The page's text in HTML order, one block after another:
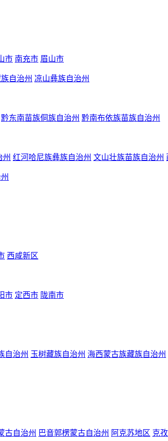
市 南充市 眉山市
自治州 凉山彝族自治州
黔东南苗族侗族自治州 黔南布依族苗族自治州
州 红河哈尼族彝族自治州 文山壮族苗族自治州
西咸新区
市 定西市 陇南市
自治州 玉树藏族自治州 海西蒙古族藏族自治州
古自治州 巴音郭楞蒙古自治州 阿克苏地区 克